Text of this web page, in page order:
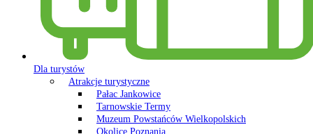
Dla turystów
Atrakcje turystyczne
Pałac Jankowice
Tarnowskie Termy
Muzeum Powstańców Wielkopolskich
Okolice Poznania